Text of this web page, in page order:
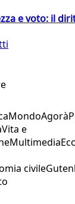
e voto: il
MondoAgorà
Vita e
Multimedia
civile